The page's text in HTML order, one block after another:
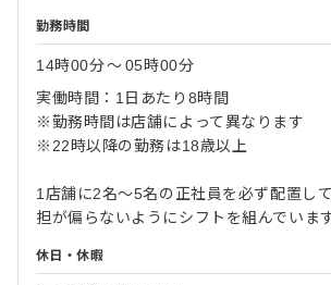
勤務時間
14時00分〜05時00分
実働時間：1日あたり8時間
※勤務時間は店舗によって異なります
※22時以降の勤務は18歳以上
1店舗に2名〜5名の正社員を必ず配置し
担が偏らないようにシフトを組んでいます
休日・休暇